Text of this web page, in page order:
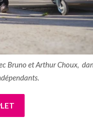
Bruno et Arthur Choux,